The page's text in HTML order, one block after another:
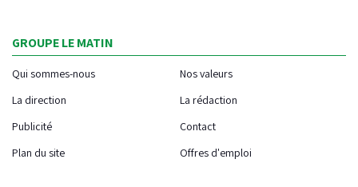
GROUPE LE MATIN
Qui sommes-nous
Nos valeurs
La direction
La rédaction
Publicité
Contact
Plan du site
Offres d'emploi